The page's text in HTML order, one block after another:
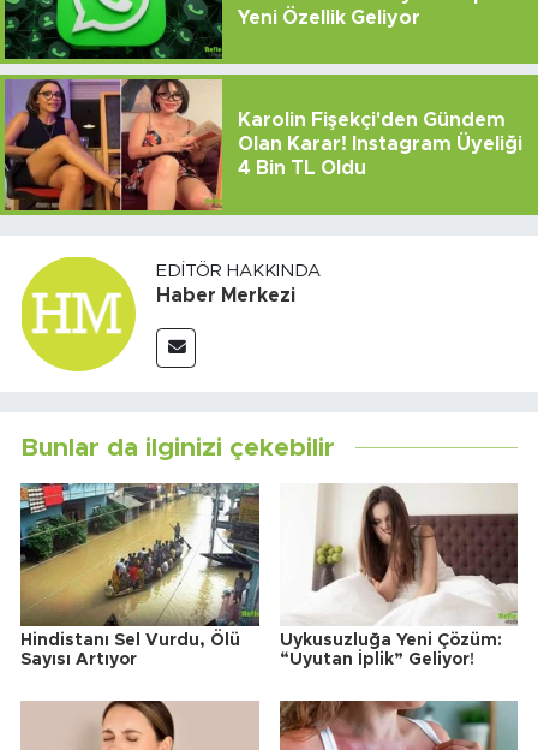
Yeni Özellik Geliyor
Karolin Fişekçi'den Gündem
Olan Karar! Instagram Üyeliği
4 Bin TL Oldu
EDITÖR HAKKINDA
Haber Merkezi
Bunlar da ilginizi çekebilir
Hindistanı Sel Vurdu, Ölü
Sayısı Artıyor
Uykusuzluğa Yeni Çözüm:
“Uyutan İplik” Geliyor!